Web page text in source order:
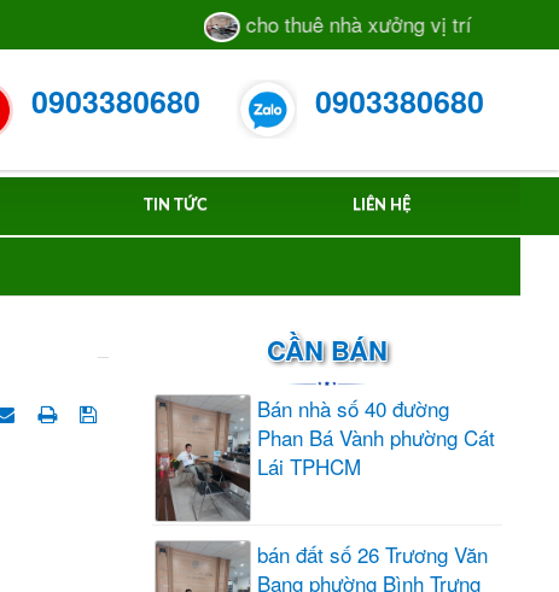
cho thuê nhà xưởng vị trí sát mặt tiền
0903380680 0903380680
TIN TỨC LIÊN HỆ
CẦN BÁN
Bán nhà số 40 đường
Phan Bá Vành phường Cát
Lái TPHCM
bán đất số 26 Trương Văn
Bang phường Bình Trưng